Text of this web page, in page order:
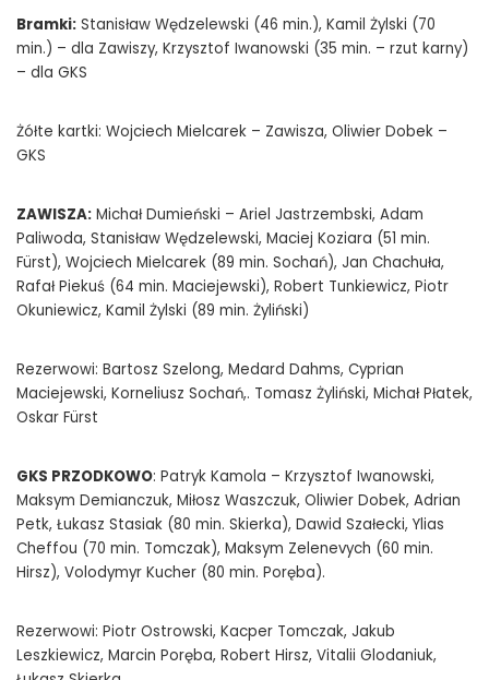
Bramki: Stanisław Wędzelewski (46 min.), Kamil Żylski (70
min.) – dla Zawiszy, Krzysztof Iwanowski (35 min. – rzut karny)
– dla GKS
Żółte kartki: Wojciech Mielcarek – Zawisza, Oliwier Dobek –
GKS
ZAWISZA: Michał Dumieński – Ariel Jastrzembski, Adam
Paliwoda, Stanisław Wędzelewski, Maciej Koziara (51 min.
Fürst), Wojciech Mielcarek (89 min. Sochań), Jan Chachuła,
Rafał Piekuś (64 min. Maciejewski), Robert Tunkiewicz, Piotr
Okuniewicz, Kamil Żylski (89 min. Żyliński)
Rezerwowi: Bartosz Szelong, Medard Dahms, Cyprian
Maciejewski, Korneliusz Sochań,. Tomasz Żyliński, Michał Płatek,
Oskar Fürst
GKS PRZODKOWO: Patryk Kamola – Krzysztof Iwanowski,
Maksym Demianczuk, Miłosz Waszczuk, Oliwier Dobek, Adrian
Petk, Łukasz Stasiak (80 min. Skierka), Dawid Szałecki, Ylias
Cheffou (70 min. Tomczak), Maksym Zelenevych (60 min.
Hirsz), Volodymyr Kucher (80 min. Poręba).
Rezerwowi: Piotr Ostrowski, Kacper Tomczak, Jakub
Leszkiewicz, Marcin Poręba, Robert Hirsz, Vitalii Glodaniuk,